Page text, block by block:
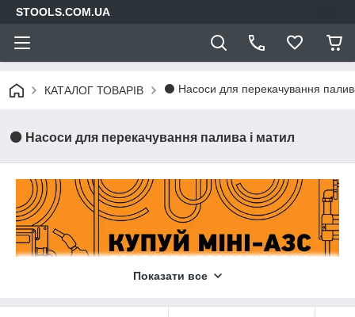
STOOLS.COM.UA
КАТАЛОГ ТОВАРІВ ⚫ Насоси для перекачування
⚫ Насоси для перекачування палива і матил
Показати все